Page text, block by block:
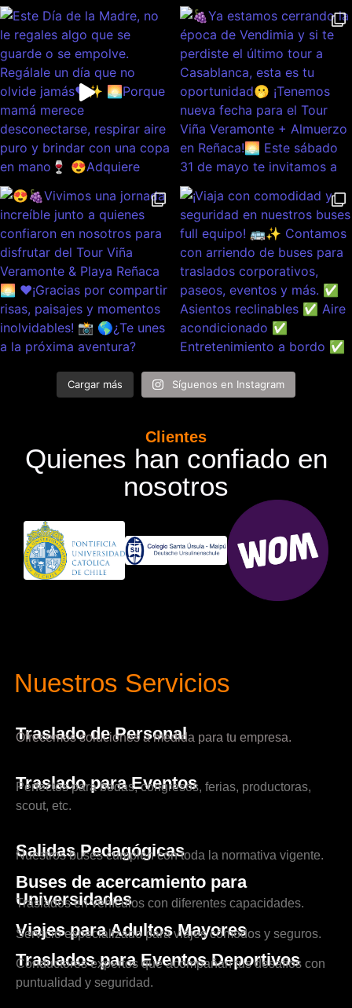
Cargar más Síguenos en Instagram
Clientes
Quienes han confiado en
nosotros
Nuestros Servicios
Traslado de Personal
Ofrecemos soluciones a medida para tu empresa.
Traslado para Eventos
Perfectos para bodas, congresos, ferias, productoras,
scout, etc.
Salidas Pedagógicas
Nuestros buses cumplen con toda la normativa vigente.
Buses de acercamiento para
Universidades
Traslados en vehículos con diferentes capacidades.
Viajes para Adultos Mayores
Servicio especializado para viajes cómodos y seguros.
Traslados para Eventos Deportivos
Conductores expertos que acompañan tus desafíos con
puntualidad y seguridad.